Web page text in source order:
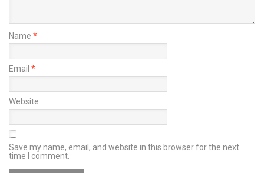
Name *
Email *
Website
Save my name, email, and website in this browser for the next
time I comment.